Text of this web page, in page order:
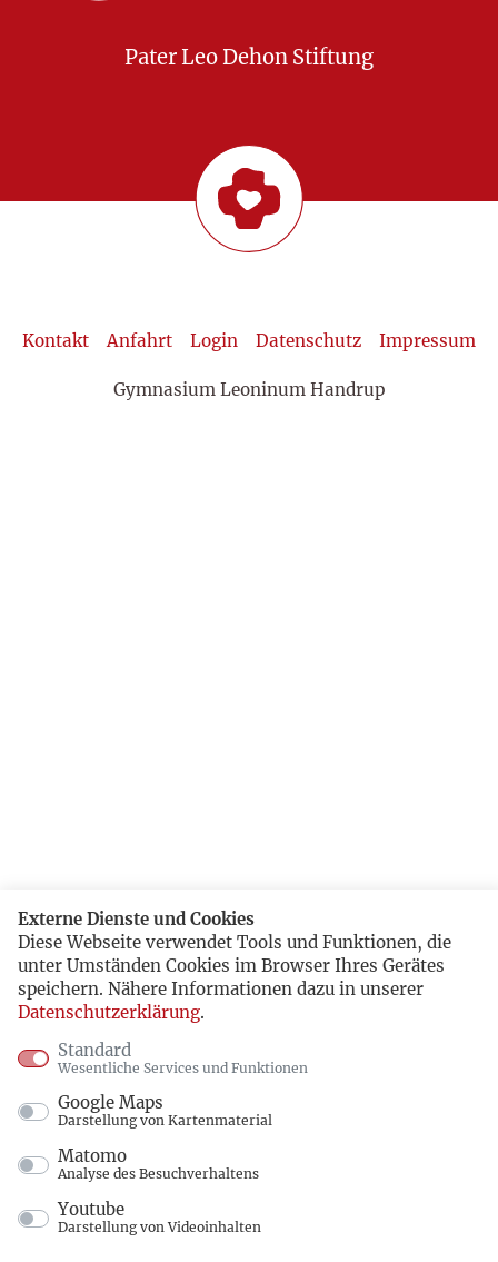
Pater Leo Dehon Stiftung
Kontakt Anfahrt Login Datenschutz Impressum
Gymnasium Leoninum Handrup
Externe Dienste und Cookies
Diese Webseite verwendet Tools und Funktionen, die
unter Umständen Cookies im Browser Ihres Gerätes
speichern. Nähere Informationen dazu in unserer
Datenschutzerklärung.
Standard
Wesentliche Services und Funktionen
Google Maps
Darstellung von Kartenmaterial
Matomo
Analyse des Besuchverhaltens
Youtube
Darstellung von Videoinhalten